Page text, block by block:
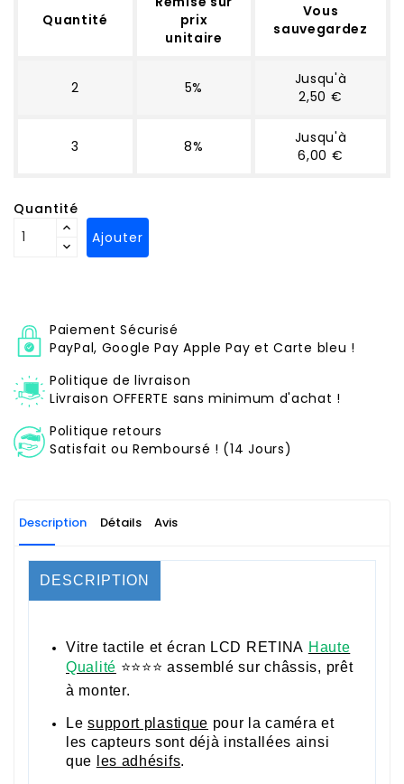
Quantité
prix
unitaire
Vous
sauvegardez
2 5%
Jusqu'à
2,50 €
3 8%
Jusqu'à
6,00 €
Quantité
Ajouter
Paiement Sécurisé
PayPal, Google Pay Apple Pay et Carte bleu !
Politique de livraison
Livraison OFFERTE sans minimum d'achat !
Politique retours
Satisfait ou Remboursé ! (14 Jours)
Description Détails Avis
DESCRIPTION
Vitre tactile et écran LCD RETINA Haute
Qualité ⭐⭐⭐⭐ assemblé sur châssis, prêt
à monter.
Lesupport plastique pour la caméra et
les capteurs sont déjà installées ainsi
que
les adhésifs.